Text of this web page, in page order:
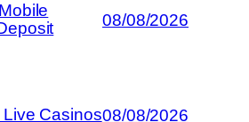
08/08/2026
Casinos08/08/2026